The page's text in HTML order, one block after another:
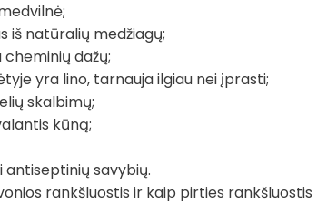
iš natūralių medžiagų;
cheminių dažų;
yra lino, tarnauja ilgiau nei įprasti;
skalbimų;
kūną;
antiseptinių savybių.
rankšluostis ir kaip pirties rankšluostis